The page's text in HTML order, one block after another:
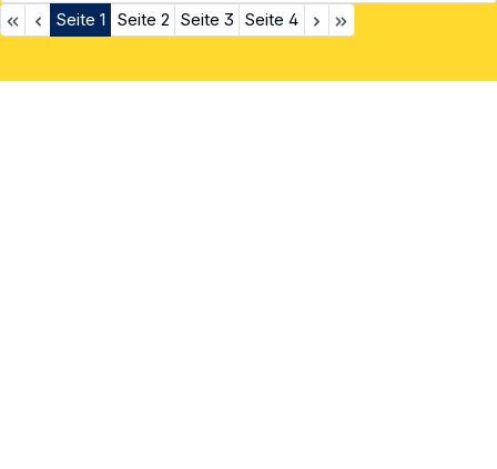
Seite 1 Seite 2 Seite 3 Seite 4